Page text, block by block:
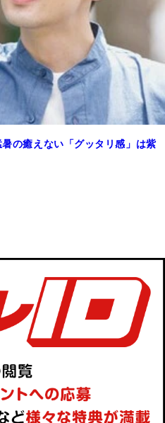
の癒えない「グッタリ感」は紫